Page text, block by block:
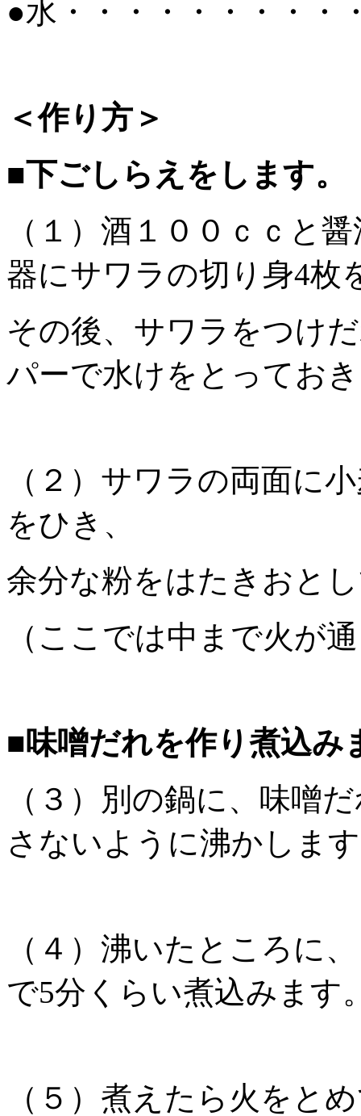
●水・・・・・・・・・
＜作り方＞
■下ごしらえをします。
（１）酒１００ｃｃと
器にサワラの切り身4枚
その後、サワラをつけ
パーで水けをとってお
（２）サワラの両面に
をひき、
余分な粉をはたきおと
（ここでは中まで火が
■味噌だれを作り煮込み
（３）別の鍋に、味噌
さないように沸かしま
（４）沸いたところに
で5分くらい煮込みます
（５）煮えたら火をと